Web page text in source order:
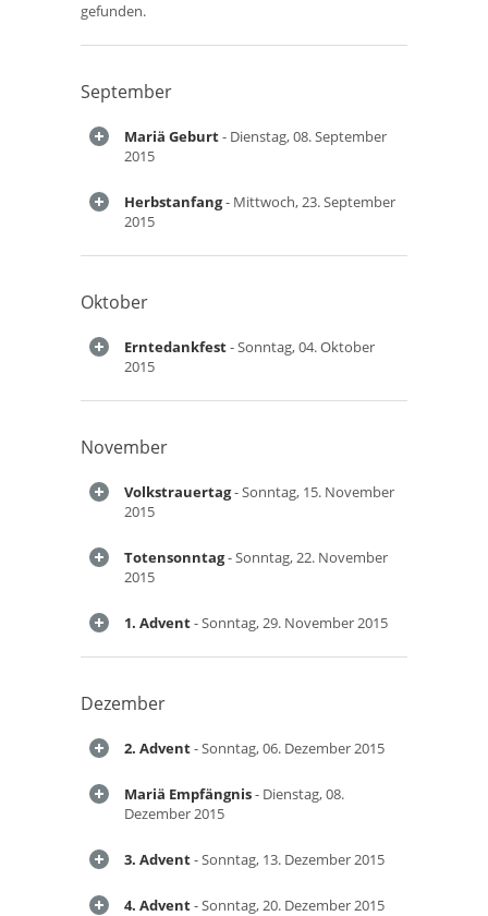
gefunden.
September
Mariä Geburt- Dienstag, 08. September
2015
Herbstanfang- Mittwoch, 23. September
2015
Oktober
Erntedankfest- Sonntag, 04. Oktober
2015
November
Volkstrauertag- Sonntag, 15. November
2015
Totensonntag- Sonntag, 22. November
2015
1. Advent- Sonntag, 29. November 2015
Dezember
2. Advent- Sonntag, 06. Dezember 2015
Mariä Empfängnis- Dienstag, 08.
Dezember 2015
3. Advent- Sonntag, 13. Dezember 2015
4. Advent- Sonntag, 20. Dezember 2015